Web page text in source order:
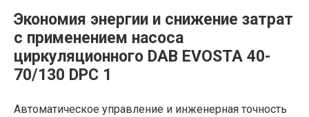
Экономия энергии и снижение затрат
с применением насоса
циркуляционного DAB EVOSTA 40-
70/130 DPC 1
Автоматическое управление и инженерная точность